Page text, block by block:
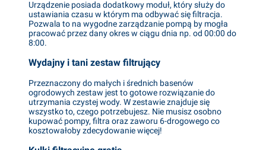
Urządzenie posiada dodatkowy moduł, który służy do
ustawiania czasu w którym ma odbywać się filtracja.
Pozwala to na wygodne zarządzanie pompą by mogła
pracować przez dany okres w ciągu dnia np. od 00:00 do
8:00.
Wydajny i tani zestaw filtrujący
Przeznaczony do małych i średnich basenów
ogrodowych zestaw jest to gotowe rozwiązanie do
utrzymania czystej wody. W zestawie znajduje się
wszystko to, czego potrzebujesz. Nie musisz osobno
kupować pompy, filtra oraz zaworu 6-drogowego co
kosztowałoby zdecydowanie więcej!